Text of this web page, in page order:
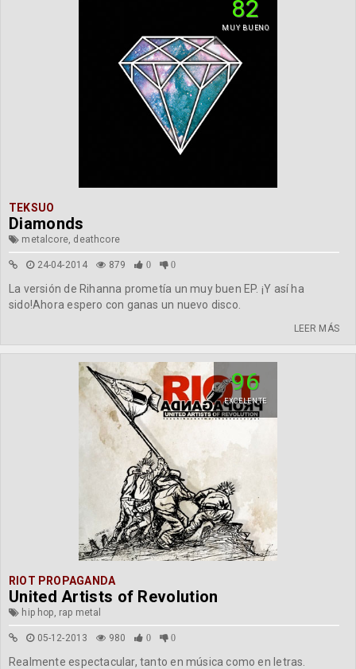
82
MUY BUENO
TEKSUO
Diamonds
metalcore, deathcore
24-04-2014 879 0 0
La versión de Rihanna prometía un muy buen EP. ¡Y así ha
sido!Ahora espero con ganas un nuevo disco.
LEER MÁS
96
EXCELENTE
RIOT PROPAGANDA
United Artists of Revolution
hip hop, rap metal
05-12-2013 980 0 0
Realmente espectacular, tanto en música como en letras.